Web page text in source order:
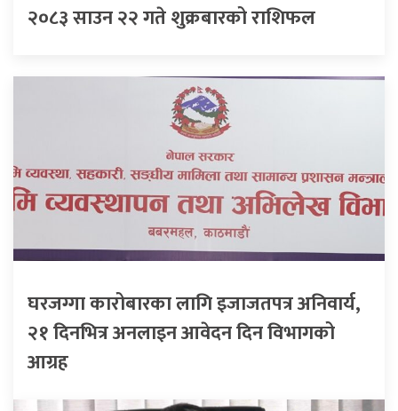
२०८३ साउन २२ गते शुक्रबारको राशिफल
घरजग्गा कारोबारका लागि इजाजतपत्र अनिवार्य,
२१ दिनभित्र अनलाइन आवेदन दिन विभागको
आग्रह